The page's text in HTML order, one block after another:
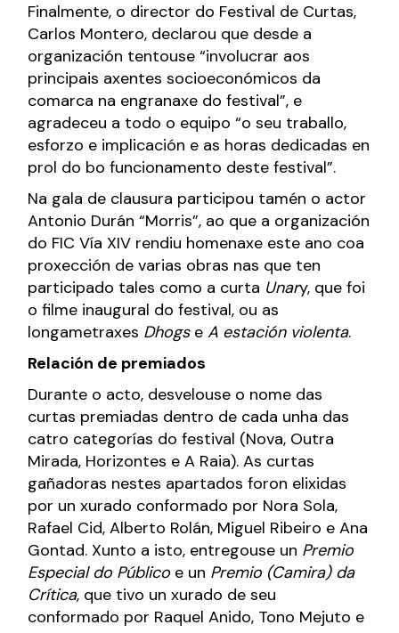
Finalmente, o director do Festival de Curtas,
Carlos Montero, declarou que desde a
organización tentouse “involucrar aos
principais axentes socioeconómicos da
comarca na engranaxe do festival”, e
agradeceu a todo o equipo “o seu traballo,
esforzo e implicación e as horas dedicadas en
prol do bo funcionamento deste festival”.
Na gala de clausura participou tamén o actor
Antonio Durán “Morris”, ao que a organización
do FIC Vía XIV rendiu homenaxe este ano coa
proxección de varias obras nas que ten
participado tales como a curta Unary, que foi
o filme inaugural do festival, ou as
longametraxes DhogseA estación violenta.
Relación de premiados
Durante o acto, desvelouse o nome das
curtas premiadas dentro de cada unha das
catro categorías do festival (Nova, Outra
Mirada, Horizontes e A Raia). As curtas
gañadoras nestes apartados foron elixidas
por un xurado conformado por Nora Sola,
Rafael Cid, Alberto Rolán, Miguel Ribeiro e Ana
Gontad. Xunto a isto, entregouse un Premio
Especial do Público e un Premio (Camira) da
Crítica, que tivo un xurado de seu
conformado por Raquel Anido, Tono Mejuto e